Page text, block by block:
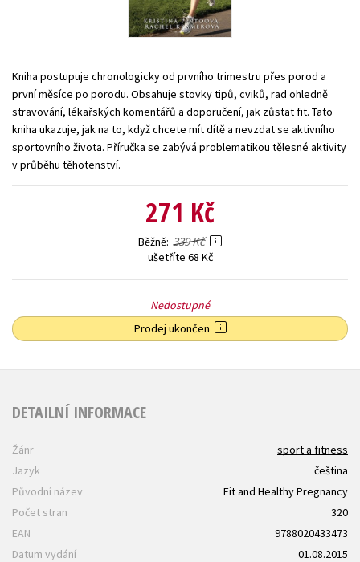
Zahraniční literatura
Všechny tituly
Kniha postupuje chronologicky od prvního trimestru přes porod a
první měsíce po porodu. Obsahuje stovky tipů, cviků, rad ohledně
stravování, lékařských komentářů a doporučení, jak zůstat fit. Tato
kniha ukazuje, jak na to, když chcete mít dítě a nevzdat se aktivního
sportovního života. Příručka se zabývá problematikou tělesné aktivity
v průběhu těhotenství.
271 Kč
Běžně 339 Kč
ušetříte 68 Kč
Nedostupné
Prodej ukončen
DETAILNÍ INFORMACE
Žánr
sport a fitness
Jazyk
čeština
Původní název
Fit and Healthy Pregnancy
Počet stran
320
EAN
9788020433473
Datum vydání
01.08.2015